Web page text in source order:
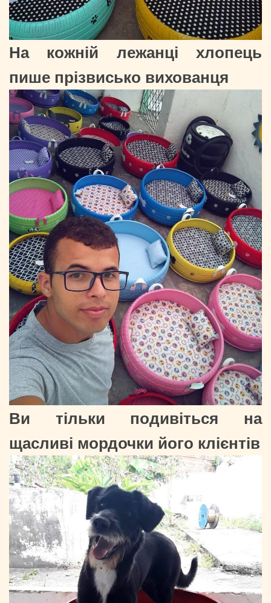
На кожній лежанці хлопець
пише прізвисько вихованця
Ви тільки подивіться на
щасливі мордочки його клієнтів